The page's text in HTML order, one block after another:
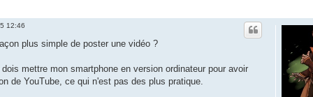
12:46
plus simple de poster une vidéo ?
mettre mon smartphone en version ordinateur pour avoir
de YouTube, ce qui n'est pas des plus pratique.